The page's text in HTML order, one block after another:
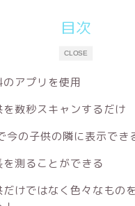
CLOSE
目次
のアプリを使用
を数秒スキャンするだけ
今の子供の隣に表示でき
を測ることができる
だけではなく色々なもの